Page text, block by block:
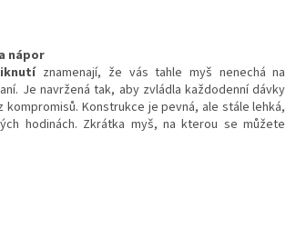
nápor
znamenají, že vás tahle myš nenechá na
Je navržená tak, aby zvládla každodenní dávky
Konstrukce je pevná, ale stále lehká,
hodinách. Zkrátka myš, na kterou se můžete